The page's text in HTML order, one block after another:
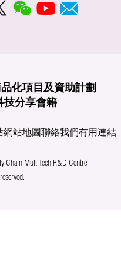
化項目及資助計劃
技分享會籍
網站地圖聯絡我們有用連結
Chain MultiTech R&D Centre.